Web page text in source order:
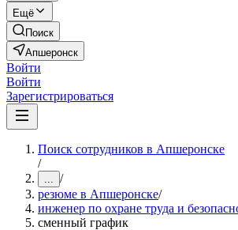
Ещё
Поиск
Апшеронск
Войти
Войти
Зарегистрироваться
Поиск сотрудников в Апшеронске
/
... /
резюме в Апшеронске/
инженер по охране труда и
сменный график